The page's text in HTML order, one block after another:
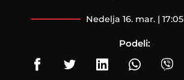
nedelja 16. mar. | 17:05
Podeli: